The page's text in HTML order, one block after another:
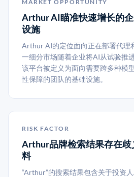
MARKET OPPORTUNITY
Arthur AI瞄准快速增长的
设施
Arthur AI的定位面向正在部署代理
一细分市场随着企业将AI从试验推
该平台被定义为面向需要跨多种模
性保障的团队的基础设施。
RISK FACTOR
Arthur品牌检索结果存在
料
“Arthur”的搜索结果包含关于投资